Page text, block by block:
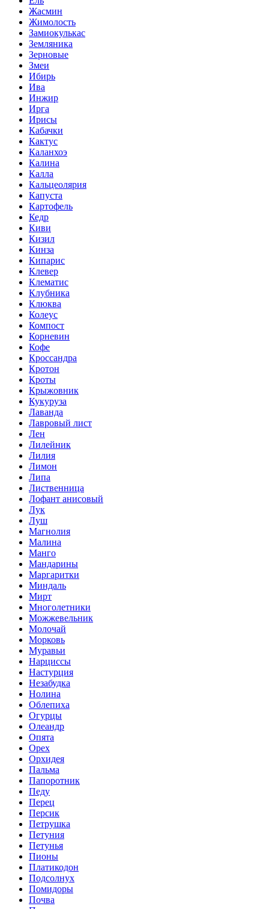
Жасмин
Жимолость
Замиокулькас
Земляника
Зерновые
Змеи
Ибирь
Ива
Инжир
Ирга
Ирисы
Кабачки
Кактус
Каланхоэ
Калина
Калла
Кальцеолярия
Капуста
Картофель
Кедр
Киви
Кизил
Кинза
Кипарис
Клевер
Клематис
Клубника
Клюква
Колеус
Компост
Корневин
Кофе
Кроссандра
Кротон
Кроты
Крыжовник
Кукуруза
Лаванда
Лавровый лист
Лен
Лилейник
Лилия
Лимон
Липа
Лиственница
Лофант анисовый
Лук
Луш
Магнолия
Малина
Манго
Мандарины
Маргаритки
Миндаль
Мирт
Многолетники
Можжевельник
Молочай
Морковь
Муравьи
Нарциссы
Настурция
Незабудка
Нолина
Облепиха
Огурцы
Олеандр
Опята
Орех
Орхидея
Пальма
Папоротник
Педу
Перец
Персик
Петрушка
Петуния
Петунья
Пионы
Платикодон
Подсолнух
Помидоры
Почва